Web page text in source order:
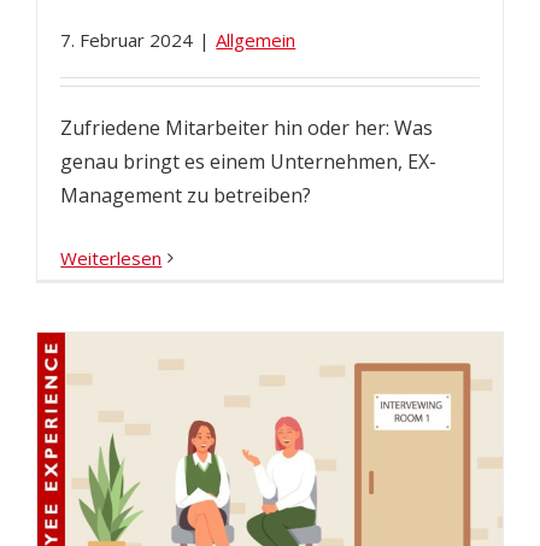
7. Februar 2024 | Allgemein
Zufriedene Mitarbeiter hin oder her: Was
genau bringt es einem Unternehmen, EX-
Management zu betreiben?
Weiterlesen